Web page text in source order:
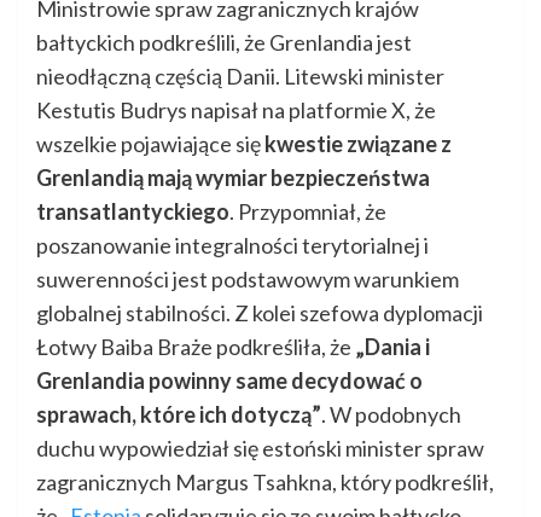
Ministrowie spraw zagranicznych krajów
bałtyckich podkreślili, że Grenlandia jest
nieodłączną częścią Danii. Litewski minister
Kestutis Budrys napisał na platformie X, że
wszelkie pojawiające siękwestie związane z
Grenlandią mają wymiar bezpieczeństwa
transatlantyckiego. Przypomniał, że
poszanowanie integralności terytorialnej i
suwerenności jest podstawowym warunkiem
globalnej stabilności. Z kolei szefowa dyplomacji
Łotwy Baiba Braże podkreśliła, że „Dania i
Grenlandia powinny same decydować o
sprawach, które ich dotyczą”. W podobnych
duchu wypowiedział się estoński minister spraw
zagranicznych Margus Tsahkna, który podkreślił,